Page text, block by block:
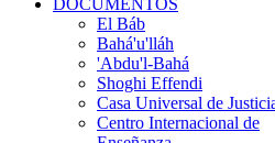
DOCUMENTOS
El Báb
Bahá'u'lláh
'Abdu'l-Bahá
Shoghi Effendi
Casa Universal de
Centro Internacional de